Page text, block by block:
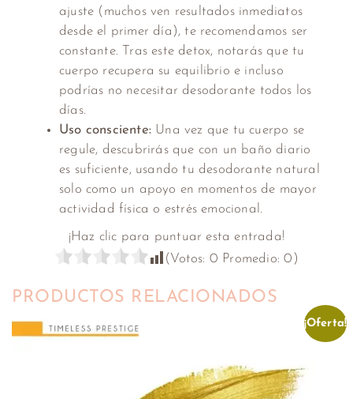
ajuste (muchos ven resultados inmediatos
desde el primer día), te recomendamos ser
constante. Tras este detox, notarás que tu
cuerpo recupera su equilibrio e incluso
podrías no necesitar desodorante todos los
días.
Uso consciente: Una vez que tu cuerpo se
regule, descubrirás que con un baño diario
es suficiente, usando tu desodorante natural
solo como un apoyo en momentos de mayor
actividad física o estrés emocional.
¡Haz clic para puntuar esta entrada!
(Votos: 0 Promedio:0 )
PRODUCTOS RELACIONADOS
¡Oferta!